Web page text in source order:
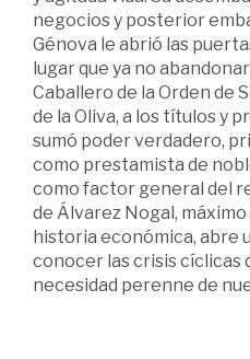
negocios y posterior
Génova le abrió las
lugar que ya no
Caballero de la Orden de
de la Oliva, a los títulos y
sumó poder verdadero,
como prestamista de
como factor general del
de Álvarez Nogal,
historia económica, abre
conocer las crisis cíclicas
necesidad perenne de